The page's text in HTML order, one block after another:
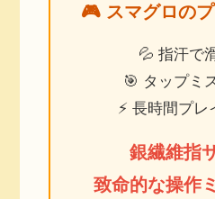
🎮 スマグロの
💦 指汗で
🎯 タップミ
⚡ 長時間プ
銀繊維指
致命的な操作